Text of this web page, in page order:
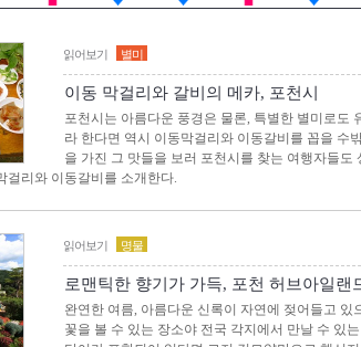
읽어보기 별미
이동 막걸리와 갈비의 메카, 포천시
포천시는 아름다운 풍경은 물론, 특별한 별미로도
라 한다면 역시 이동막걸리와 이동갈비를 꼽을 수
을 가진 그 맛들을 보러 포천시를 찾는 여행자들
걸리와 이동갈비를 소개한다.
읽어보기 명물
로맨틱한 향기가 가득, 포천 허브아일랜
완연한 여름, 아름다운 신록이 자연에 젖어들고
꽃을 볼 수 있는 장소야 전국 각지에서 만날 수 있